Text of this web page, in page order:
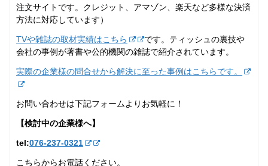
注文サイトです。クレジット、アマゾン、楽天など多様な決済
方法に対応しています）
TVや雑誌の取材実績はこちら
です。ティッシュの裏技や
会社の事例が著書や公的機関の雑誌で紹介されています。
実際の企業様の問合せから解決に至った事例はこちらです。
お問い合わせは下記フォームよりお気軽に！
【検討中の企業様へ】
tel:076-237‐0321
こちらからお電話ください。